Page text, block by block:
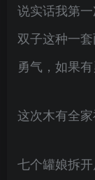
说实话我第
双子这种一
勇气，如果有
这次木有全家
七个罐娘拆